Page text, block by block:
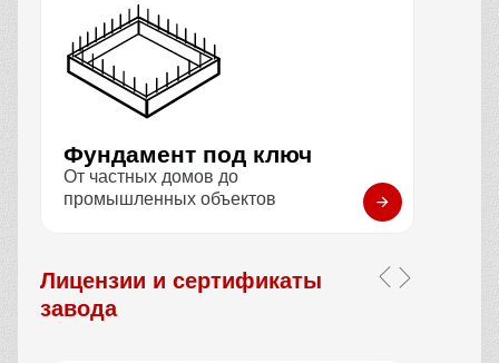
Фундамент под ключ
От частных домов до
промышленных объектов
Лицензии и сертификаты
завода